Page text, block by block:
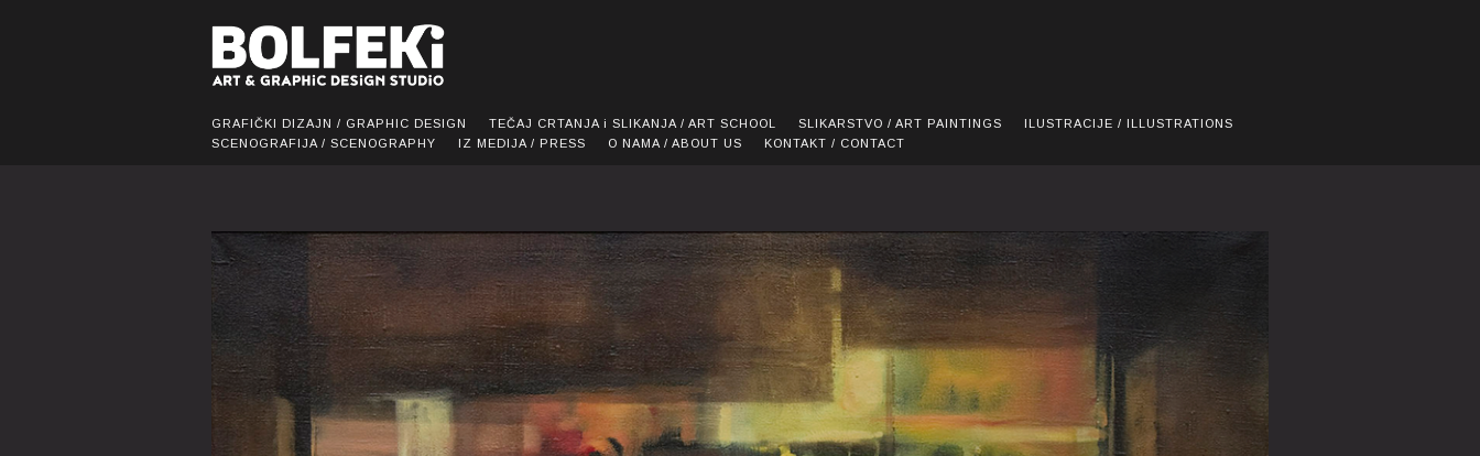
GRAFIČKI DIZAJN / GRAPHIC DESIGN TEČAJ CRTANJA i SLIKANJA / ART SCHOOL SLIKARSTVO / ART PAINTINGS
ILUSTRACIJE / ILLUSTRATIONS
SCENOGRAFIJA / SCENOGRAPHY
IZ MEDIJA / PRESS O NAMA / ABOUT US KONTAKT / CONTACT